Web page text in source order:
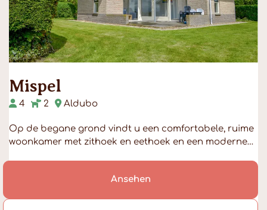
Mispel
4 2 Aldubo
Op de begane grond vindt u een comfortabele, ruime
woonkamer met zithoek en eethoek en een moderne…
Ansehen